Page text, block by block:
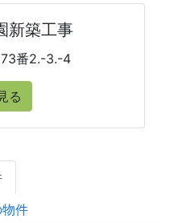
新築工事
73番2.-3.-4
る
件